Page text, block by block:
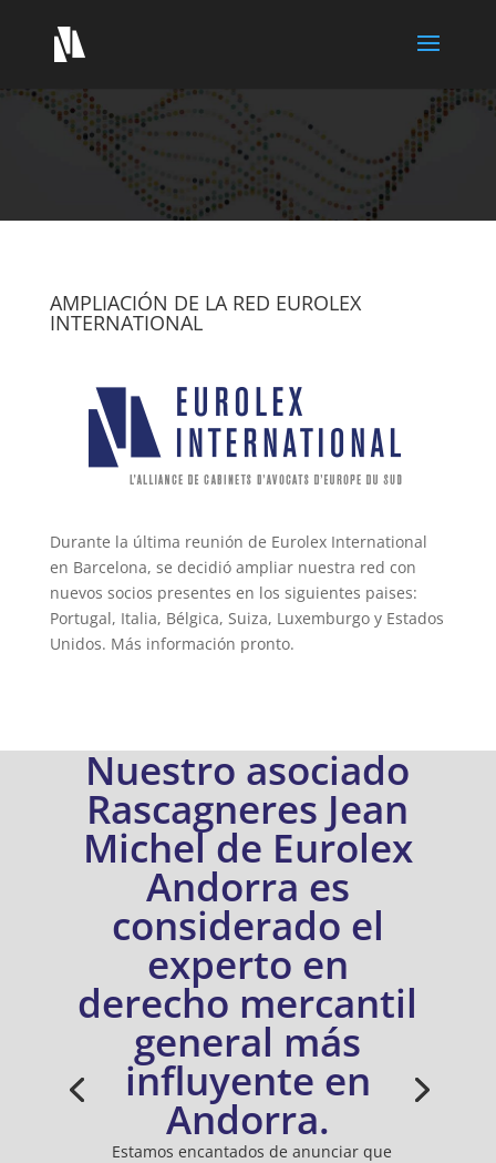
AMPLIACIÓN DE LA RED EUROLEX
INTERNATIONAL
Durante la última reunión de Eurolex International
en Barcelona, ​​se decidió ampliar nuestra red con
nuevos socios presentes en los siguientes paises:
Portugal, Italia, Bélgica, Suiza, Luxemburgo y Estados
Unidos. Más información pronto.
Nuestro asociado
Rascagneres Jean
Michel de Eurolex
Andorra es
considerado el
experto en
derecho mercantil
general más
influyente en
Andorra.
Estamos encantados de anunciar que